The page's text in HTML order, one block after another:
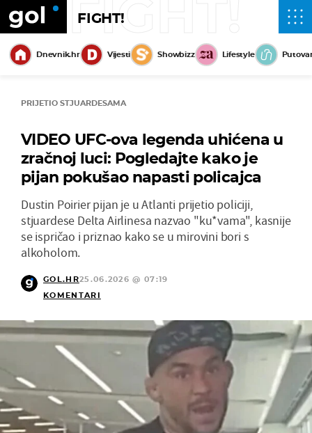
FIGHT!
FIGHT!
Dnevnik.hr Vijesti Showbizz Lifestyle
PRIJETIO STJUARDESAMA
VIDEO UFC-ova legenda uhićena u
zračnoj luci: Pogledajte kako je
pijan pokušao napasti policajca
Dustin Poirier pijan je u Atlanti prijetio policiji,
stjuardese Delta Airlinesa nazvao "ku*vama", kasnije
se ispričao i priznao kako se u mirovini bori s
alkoholom.
GOL.HR25.06.2026 @ 07:19
KOMENTARI